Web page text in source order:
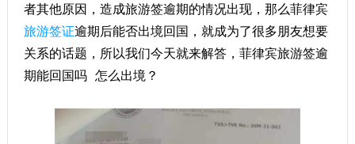
者其他原因，造成旅游签逾期的情况出现，那么菲律宾
旅游签证逾期后能否出境回国，就成为了很多朋友想要
关系的话题，所以我们今天就来解答，菲律宾旅游签逾
期能回国吗 怎么出境？